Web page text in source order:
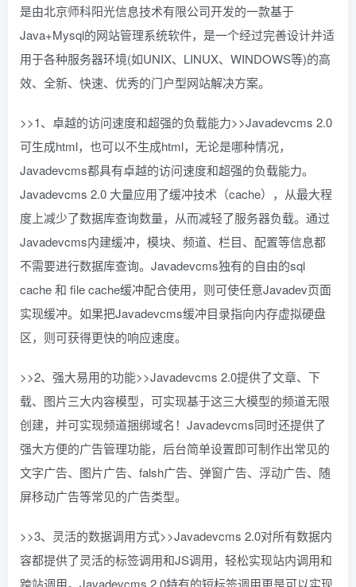
是由北京师科阳光信息技术有限公司开发的一款基于
Java+Mysql的网站管理系统软件，是一个经过完善设计并适
用于各种服务器环境(如UNIX、LINUX、WINDOWS等)的高
效、全新、快速、优秀的门户型网站解决方案。
>>1、卓越的访问速度和超强的负载能力>>Javadevcms 2.0
可生成html，也可以不生成html，无论是哪种情况，
Javadevcms都具有卓越的访问速度和超强的负载能力。
Javadevcms 2.0 大量应用了缓冲技术（cache），从最大程
度上减少了数据库查询数量，从而减轻了服务器负载。通过
Javadevcms内建缓冲，模块、频道、栏目、配置等信息都
不需要进行数据库查询。Javadevcms独有的自由的sql
cache 和 file cache缓冲配合使用，则可使任意Javadev页面
实现缓冲。如果把Javadevcms缓冲目录指向内存虚拟硬盘
区，则可获得更快的响应速度。
>>2、强大易用的功能>>Javadevcms 2.0提供了文章、下
载、图片三大内容模型，可实现基于这三大模型的频道无限
创建，并可实现频道捆绑域名！Javadevcms同时还提供了
强大方便的广告管理功能，后台简单设置即可制作出常见的
文字广告、图片广告、falsh广告、弹窗广告、浮动广告、随
屏移动广告等常见的广告类型。
>>3、灵活的数据调用方式>>Javadevcms 2.0对所有数据内
容都提供了灵活的标签调用和JS调用，轻松实现站内调用和